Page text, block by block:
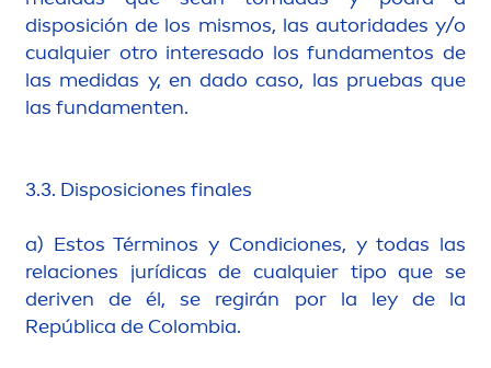
disposición de los mismos, las autoridades y/o
cualquier otro interesado los fundamentos de
las medidas y, en dado caso, las pruebas que
las fundamenten.
3.3. Disposiciones finales
a) Estos Términos y Condiciones, y todas las
relaciones jurídicas de cualquier tipo que se
deriven de él, se regirán por la ley de la
República de Colombia.